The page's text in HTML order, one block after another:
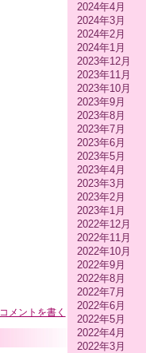
2024年4月
2024年3月
2024年2月
2024年1月
2023年12月
2023年11月
2023年10月
2023年9月
2023年8月
2023年7月
2023年6月
2023年5月
2023年4月
2023年3月
2023年2月
2023年1月
2022年12月
2022年11月
2022年10月
2022年9月
2022年8月
2022年7月
2022年6月
2022年5月
2022年4月
2022年3月
コメントを書く